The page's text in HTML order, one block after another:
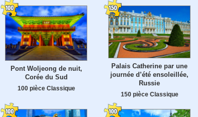
Pont Woljeong de nuit,
Corée du Sud
100 pièce Classique
Palais Catherine par une
journée d’été ensoleillée,
Russie
150 pièce Classique